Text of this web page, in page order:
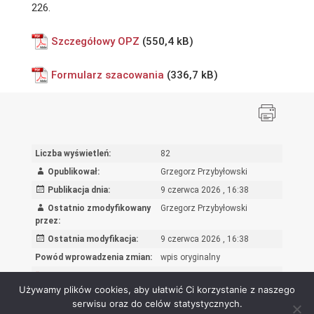
226.
Szczegółowy OPZ
Formularz szacowania
Liczba wyświetleń:
82
Opublikował:
Grzegorz Przybyłowski
Publikacja dnia:
9 czerwca 2026 , 16:38
Ostatnio zmodyfikowany
przez:
Grzegorz Przybyłowski
Ostatnia modyfikacja:
9 czerwca 2026 , 16:38
Powód wprowadzenia zmian:
wpis oryginalny
Używamy plików cookies, aby ułatwić Ci korzystanie z naszego
serwisu oraz do celów statystycznych.